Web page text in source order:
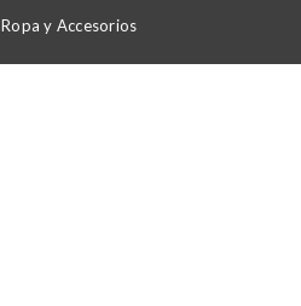
Ropa y Accesorios